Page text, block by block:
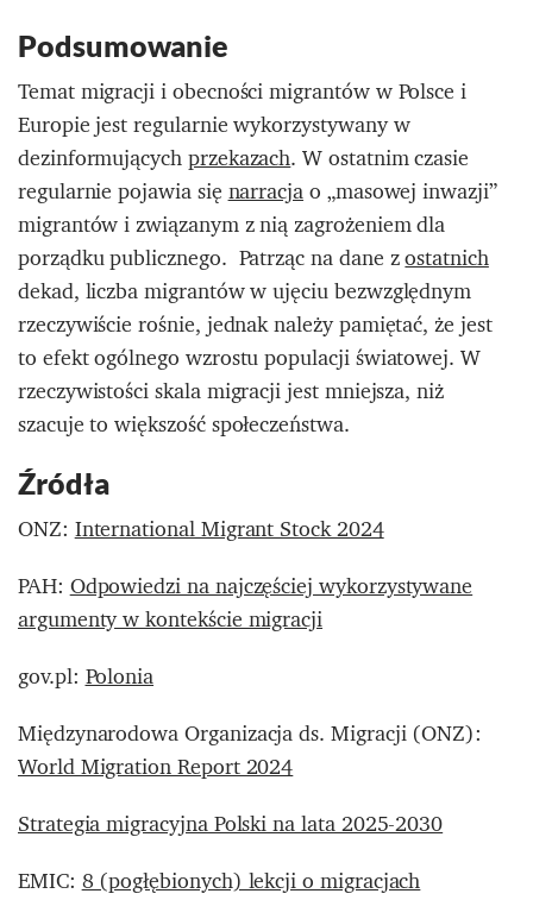
Podsumowanie
Temat migracji i obecności migrantów w Polsce i
Europie jest regularnie wykorzystywany w
dezinformującychprzekazach. W ostatnim czasie
regularnie pojawia sięnarracjao „masowej inwazji”
migrantów i związanym z nią zagrożeniem dla
porządku publicznego. Patrząc na dane zostatnich
dekad, liczba migrantów w ujęciu bezwzględnym
rzeczywiście rośnie, jednak należy pamiętać, że jest
to efekt ogólnego wzrostu populacji światowej. W
rzeczywistości skala migracji jest mniejsza, niż
szacuje to większość społeczeństwa.
Źródła
ONZ:International Migrant Stock 2024
PAH:Odpowiedzi na najczęściej wykorzystywane
argumenty w kontekście migracji
gov.pl:Polonia
Międzynarodowa Organizacja ds. Migracji (ONZ):
World Migration Report 2024
Strategia migracyjna Polski na lata 2025-2030
EMIC:8 (pogłębionych) lekcji o migracjach